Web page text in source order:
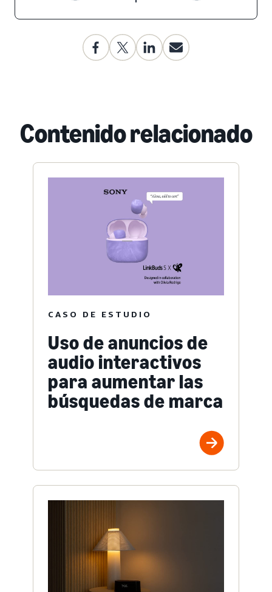
Contenido relacionado
CASO DE ESTUDIO
Uso de anuncios de
audio interactivos
para aumentar las
búsquedas de marca